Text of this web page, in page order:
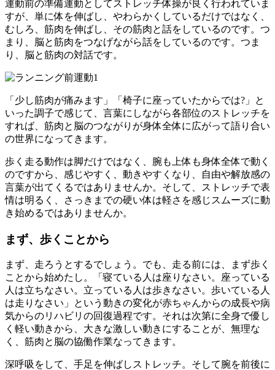
運動前の準備運動としてストレッチ体操が良く行われていま
すが、単に体を伸ばし、やわらかくしているだけではなく、
むしろ、 筋肉を伸ばし、その筋肉と話をしているのです。つ
まり、脳と筋肉をつなげながら話をしているのです。つま
り、脳と筋肉の対話です。
「少し筋肉が痛みます」「椅子に座っていたからでは?」と
いった調子で感じて、言葉にしながら各部位のストレッチを
すれば、筋肉と脳のつながりが身体全体に広がって語り合い
の世界になってきます。
歩く走る動作は脚だけではなく、腕も上体も身体全体で動く
のですから、感じやすく、動きやすくなり、自由や解放感の
言葉が出てくるではありませんか。そして、ストレッチで表
情は明るく、さっきまでの硬い体は軽さを感じスムーズに動
き始めるではありませんか。
まず、歩くことから
まず、走ろうとするでしょう。でも、 走る前には、まず歩く
ことから始めたし。「寝ている人は座りなさい。座っている
人は立ちなさい。立っている人は歩きなさい。歩いている人
は走りなさい」という動きの変化が赤ちゃんからの成長や病
気からのリハビリの回復過程です。それは次第に全身で優し
く軽い動きから、大きな激しい動きにすることが、無理な
く、筋肉と脳の協働作業なってきます。
深呼吸をして、手足を伸ばしストレッチ。そして腕を前後に